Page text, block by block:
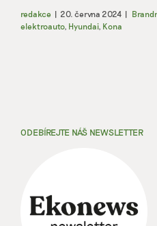
redakce | 20. června 2024 |
elektroauto, Hyundai, Kona
ODEBÍREJTE NÁŠ NEWSLETTER